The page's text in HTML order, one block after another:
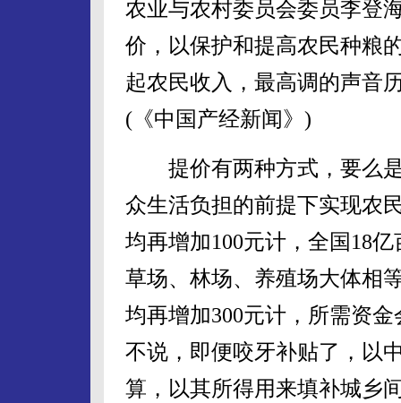
农业与农村委员会委员李登
价，以保护和提高农民种粮
起农民收入，最高调的声音
(《中国产经新闻》)
提价有两种方式，要么是
众生活负担的前提下实现农
均再增加100元计，全国18
草场、林场、养殖场大体相
均再增加300元计，所需资
不说，即便咬牙补贴了，以
算，以其所得用来填补城乡